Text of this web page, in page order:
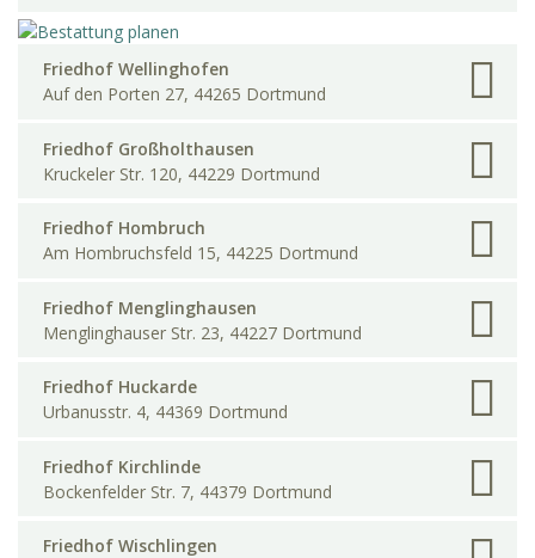
Friedhof Wellinghofen
Auf den Porten 27, 44265 Dortmund
Friedhof Großholthausen
Kruckeler Str. 120, 44229 Dortmund
Friedhof Hombruch
Am Hombruchsfeld 15, 44225 Dortmund
Friedhof Menglinghausen
Menglinghauser Str. 23, 44227 Dortmund
Friedhof Huckarde
Urbanusstr. 4, 44369 Dortmund
Friedhof Kirchlinde
Bockenfelder Str. 7, 44379 Dortmund
Friedhof Wischlingen